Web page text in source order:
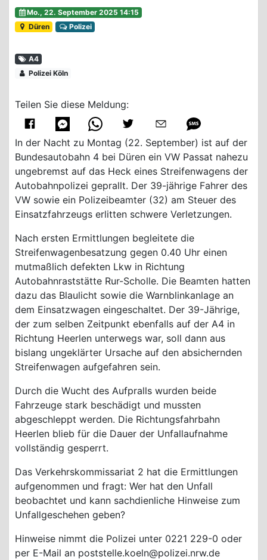
Mo., 22. September 2025 14:15
Düren
Polizei
A4
Polizei Köln
Teilen Sie diese Meldung:
In der Nacht zu Montag (22. September) ist auf der
Bundesautobahn 4 bei Düren ein VW Passat nahezu
ungebremst auf das Heck eines Streifenwagens der
Autobahnpolizei geprallt. Der 39-jährige Fahrer des
VW sowie ein Polizeibeamter (32) am Steuer des
Einsatzfahrzeugs erlitten schwere Verletzungen.
Nach ersten Ermittlungen begleitete die
Streifenwagenbesatzung gegen 0.40 Uhr einen
mutmaßlich defekten Lkw in Richtung
Autobahnraststätte Rur-Scholle. Die Beamten hatten
dazu das Blaulicht sowie die Warnblinkanlage an
dem Einsatzwagen eingeschaltet. Der 39-Jährige,
der zum selben Zeitpunkt ebenfalls auf der A4 in
Richtung Heerlen unterwegs war, soll dann aus
bislang ungeklärter Ursache auf den absichernden
Streifenwagen aufgefahren sein.
Durch die Wucht des Aufpralls wurden beide
Fahrzeuge stark beschädigt und mussten
abgeschleppt werden. Die Richtungsfahrbahn
Heerlen blieb für die Dauer der Unfallaufnahme
vollständig gesperrt.
Das Verkehrskommissariat 2 hat die Ermittlungen
aufgenommen und fragt: Wer hat den Unfall
beobachtet und kann sachdienliche Hinweise zum
Unfallgeschehen geben?
Hinweise nimmt die Polizei unter 0221 229-0 oder
per E-Mail an poststelle.koeln@polizei.nrw.de